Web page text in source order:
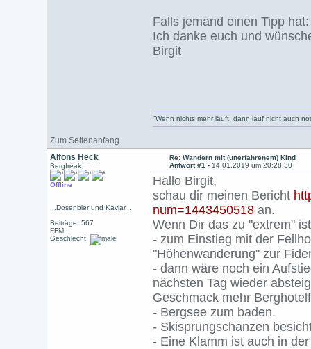
Falls jemand einen Tipp
Ich danke euch und
Birgit
Zum Seitenanfang
"Wenn nichts mehr läuft, dann lauf nicht auch
Alfons Heck
Bergfreak
Offline
...Dosenbier und Kaviar...
Beiträge: 567
FFM
Geschlecht:
Re: Wandern mit (unerfahrenem) Kind
Antwort #1 - 14.01.2019 um 20:28:30
Hallo Birgit,
schau dir meinen Bericht
num=1443450518 an.
Wenn Dir das zu "extrem"
- zum Einstieg mit der
"Höhenwanderung" zur
- dann wäre noch ein
nächsten Tag wieder
Geschmack mehr
- Bergsee zum baden.
- Skisprungschanzen
- Eine Klamm ist auch in